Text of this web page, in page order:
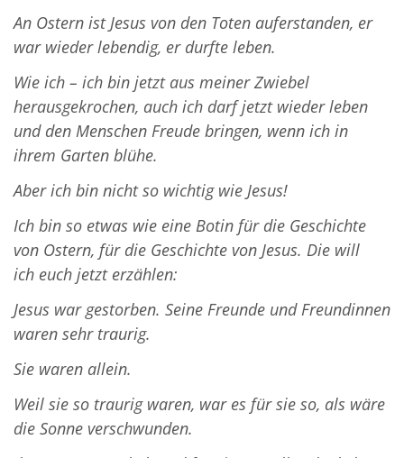
An Ostern ist Jesus von den Toten auferstanden, er
war wieder lebendig, er durfte leben.
Wie ich – ich bin jetzt aus meiner Zwiebel
herausgekrochen, auch ich darf jetzt wieder leben
und den Menschen Freude bringen, wenn ich in
ihrem Garten blühe.
Aber ich bin nicht so wichtig wie Jesus!
Ich bin so etwas wie eine Botin für die Geschichte
von Ostern, für die Geschichte von Jesus. Die will
ich euch jetzt erzählen:
Jesus war gestorben. Seine Freunde und Freundinnen
waren sehr traurig.
Sie waren allein.
Weil sie so traurig waren, war es für sie so, als wäre
die Sonne verschwunden.